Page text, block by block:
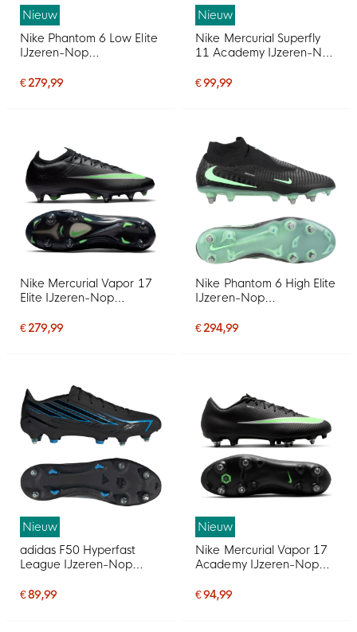
Nieuw
Nike Phantom 6 Low Elite
IJzeren-Nop
Pro Player Zwart Felrood
€ 279,99
Nieuw
Nike Mercurial Superfly
11 Academy IJzeren-Nop
Anti-Clog Zwart Felgroen
€ 99,99
Nike Mercurial Vapor 17
Elite IJzeren-Nop
Zwart Felgroen Zilvergrijs
€ 279,99
Nike Phantom 6 High Elite
IJzeren-Nop
Pro Player Zwart Felgroen
€ 294,99
Nieuw
adidas F50 Hyperfast
League IJzeren-Nop
Zwart Zwart Blauw
€ 89,99
Nieuw
Nike Mercurial Vapor 17
Academy IJzeren-Nop
Anti-Clog Zwart Felgroen
€ 94,99